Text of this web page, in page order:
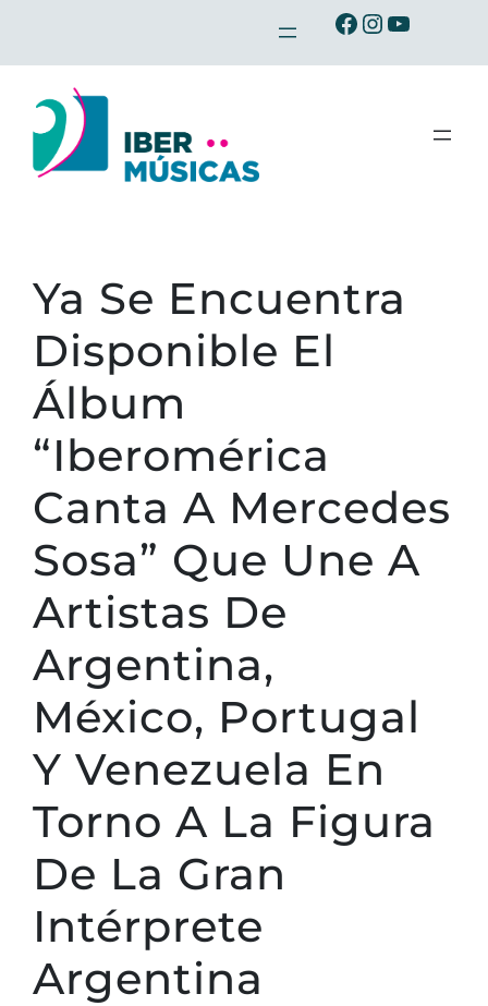
contenido
Ibermusicas en Facebook
Ibermusicas en Instagram
Ibermusicas en Youtube
Ya Se Encuentra
Disponible El
Álbum
“Iberomérica
Canta A Mercedes
Sosa” Que Une A
Artistas De
Argentina,
México, Portugal
Y Venezuela En
Torno A La Figura
De La Gran
Intérprete
Argentina